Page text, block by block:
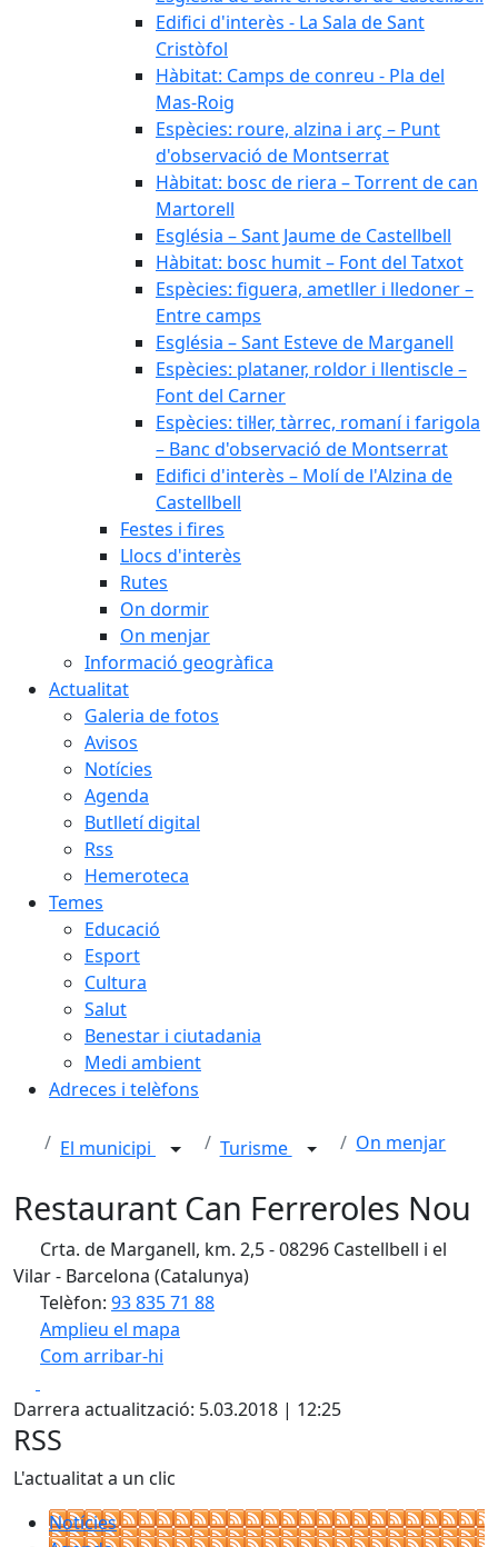
Edifici d'interès - La Sala de Sant
Cristòfol
Hàbitat: Camps de conreu - Pla del
Mas-Roig
Espècies: roure, alzina i arç – Punt
d'observació de Montserrat
Hàbitat: bosc de riera – Torrent de can
Martorell
Església – Sant Jaume de Castellbell
Hàbitat: bosc humit – Font del Tatxot
Espècies: figuera, ametller i lledoner –
Entre camps
Església – Sant Esteve de Marganell
Espècies: plataner, roldor i llentiscle –
Font del Carner
Espècies: til·ler, tàrrec, romaní i farigola
– Banc d'observació de Montserrat
Edifici d'interès – Molí de l'Alzina de
Castellbell
Festes i fires
Llocs d'interès
Rutes
On dormir
On menjar
Informació geogràfica
Actualitat
Galeria de fotos
Avisos
Notícies
Agenda
Butlletí digital
Rss
Hemeroteca
Temes
Educació
Esport
Cultura
Salut
Benestar i ciutadania
Medi ambient
Adreces i telèfons
El municipi Turisme On menjar
Restaurant Can Ferreroles Nou
Crta. de Marganell, km. 2,5 - 08296 Castellbell i el
Vilar - Barcelona (Catalunya)
Telèfon: 93 835 71 88
Amplieu el mapa
Com arribar-hi
+
−
Darrera actualització: 5.03.2018 | 12:25
RSS
L'actualitat a un clic
Notícies